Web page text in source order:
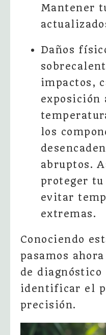
Mantener
Daños
impactos,
exposición
los
abruptos.
proteger
evitar
extremas.
Conociendo
pasamos
de diagnóstico
identificar el
precisión.